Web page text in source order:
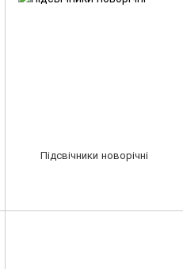
Підсвічники новорічні